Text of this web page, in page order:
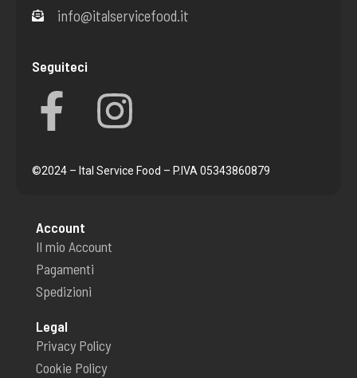
info@italservicefood.it
Seguiteci
F
a
c
e
b
o
o
I
n
s
©2024 – Ital Service Food – P.IVA 05343860879
Account
Il mio Account
Pagamenti
Spedizioni
Legal
Privacy Policy
Cookie Policy